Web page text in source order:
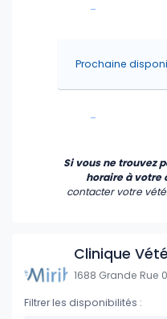
-
-
Prochaine
Si vous ne trouvez
horaire à votre
contacter votre
Clinique
1688 Grande Rue
Filtrer les disponibilités :